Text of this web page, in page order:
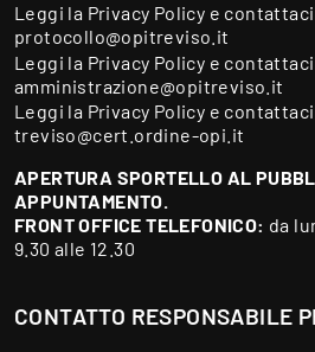
Leggi la Privacy Policy e
protocollo@opitreviso.it
Leggi la Privacy Policy e
amministrazione@opitreviso.it
Leggi la Privacy Policy e
treviso@cert.ordine-opi.it
APERTURA SPORTELLO AL
APPUNTAMENTO.
FRONT OFFICE TELEFONICO: da
9.30 alle 12.30
CONTATTO RESPONSABILE